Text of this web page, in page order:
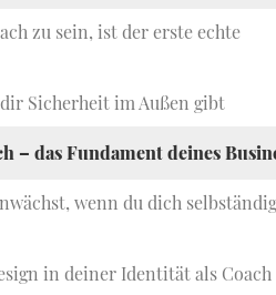
zu sein, ist der erste echte
Sicherheit im Außen gibt
– das Fundament deines
wenn du dich
in deiner Identität als Coach